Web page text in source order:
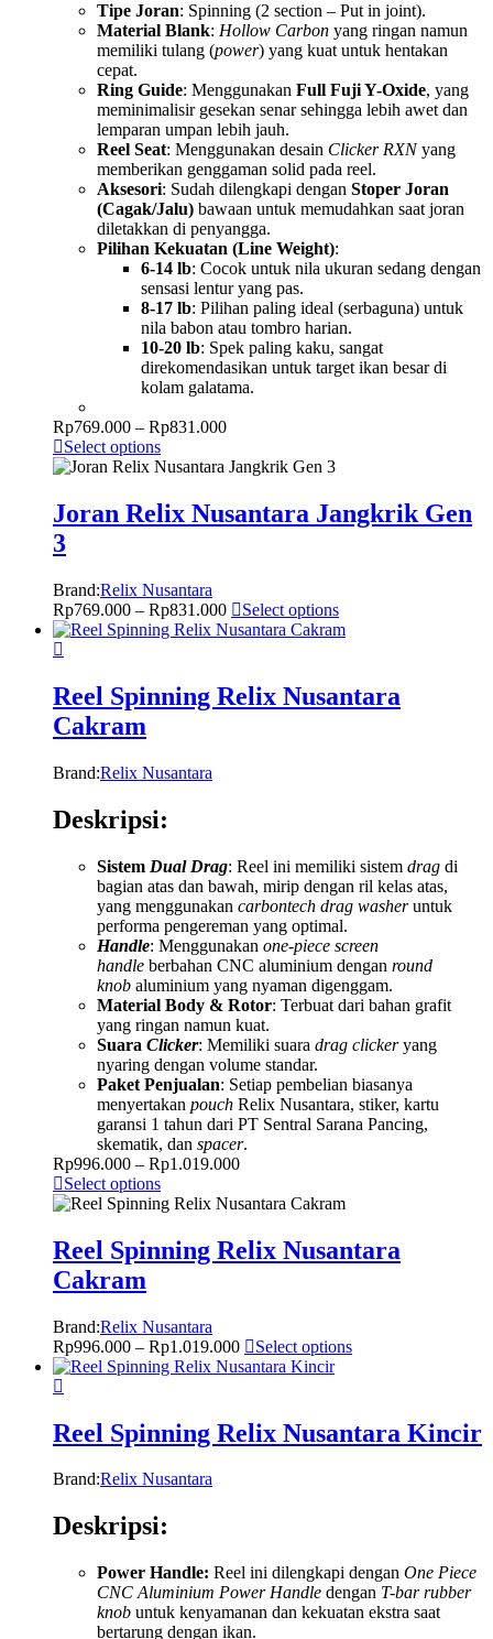
Tipe Joran: Spinning (2 section – Put in joint).
Material Blank: Hollow Carbon yang ringan namun
memiliki tulang (power) yang kuat untuk hentakan
cepat.
Ring Guide: Menggunakan Full Fuji Y-Oxide, yang
meminimalisir gesekan senar sehingga lebih awet dan
lemparan umpan lebih jauh.
Reel Seat: Menggunakan desain Clicker RXNyang
memberikan genggaman solid pada reel.
Aksesori: Sudah dilengkapi dengan Stoper Joran
(Cagak/Jalu) bawaan untuk memudahkan saat joran
diletakkan di penyangga.
Pilihan Kekuatan (Line Weight):
6-14 lb: Cocok untuk nila ukuran sedang dengan
sensasi lentur yang pas.
8-17 lb: Pilihan paling ideal (serbaguna) untuk
nila babon atau tombro harian.
10-20 lb: Spek paling kaku, sangat
direkomendasikan untuk target ikan besar di
kolam galatama.
Rp769.000 – Rp831.000
Select options
Joran Relix Nusantara Jangkrik Gen
3
Brand:Relix Nusantara
Rp769.000 – Rp831.000 Select options
Reel Spinning Relix Nusantara
Cakram
Brand:Relix Nusantara
Deskripsi:
Sistem Dual Drag: Reel ini memiliki sistem drag di
bagian atas dan bawah, mirip dengan ril kelas atas,
yang menggunakan carbontech drag washeruntuk
performa pengereman yang optimal.
Handle: Menggunakan one-piece screen
handle berbahan CNC aluminium dengan round
knob aluminium yang nyaman digenggam.
Material Body & Rotor: Terbuat dari bahan grafit
yang ringan namun kuat.
Suara Clicker: Memiliki suara drag clickeryang
nyaring dengan volume standar.
Paket Penjualan: Setiap pembelian biasanya
menyertakan pouch Relix Nusantara, stiker, kartu
garansi 1 tahun dari PT Sentral Sarana Pancing,
skematik, dan spacer.
Rp996.000 – Rp1.019.000
Select options
Reel Spinning Relix Nusantara
Cakram
Brand:Relix Nusantara
Rp996.000 – Rp1.019.000 Select options
Reel Spinning Relix Nusantara Kincir
Brand:Relix Nusantara
Deskripsi:
Power Handle: Reel ini dilengkapi dengan One Piece
CNC Aluminium Power Handle dengan T-bar rubber
knob untuk kenyamanan dan kekuatan ekstra saat
bertarung dengan ikan.